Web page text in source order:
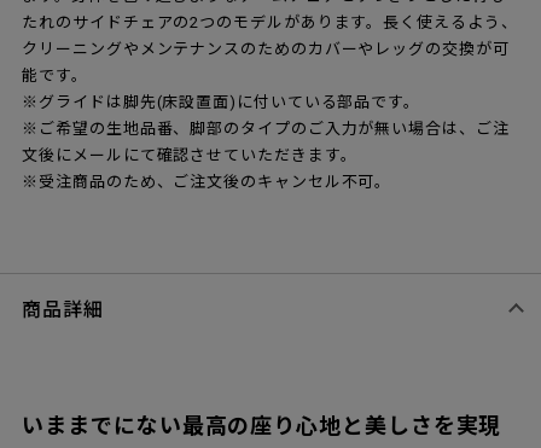
たれのサイドチェアの2つのモデルがあります。長く使えるよう、
クリーニングやメンテナンスのためのカバーやレッグの交換が可
能です。
※グライドは脚先(床設置面)に付いている部品です。
※ご希望の生地品番、脚部のタイプのご入力が無い場合は、ご注
文後にメールにて確認させていただきます。
※受注商品のため、ご注文後のキャンセル不可。
商品詳細
いままでにない最高の座り心地と美しさを実現